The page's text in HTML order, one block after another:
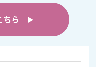
ちら ▶︎